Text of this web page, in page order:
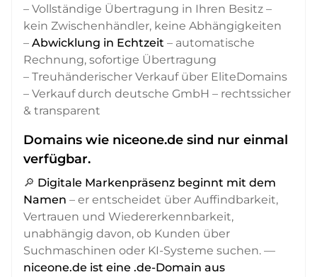
– Vollständige Übertragung in Ihren Besitz –
kein Zwischenhändler, keine Abhängigkeiten
– Abwicklung in Echtzeit – automatische
Rechnung, sofortige Übertragung
– Treuhänderischer Verkauf über EliteDomains
– Verkauf durch deutsche GmbH – rechtssicher
& transparent
Domains wie niceone.de sind nur einmal
verfügbar.
🔎 Digitale Markenpräsenz beginnt mit dem
Namen – er entscheidet über Auffindbarkeit,
Vertrauen und Wiedererkennbarkeit,
unabhängig davon, ob Kunden über
Suchmaschinen oder KI-Systeme suchen. —
niceone.de ist eine .de-Domain aus